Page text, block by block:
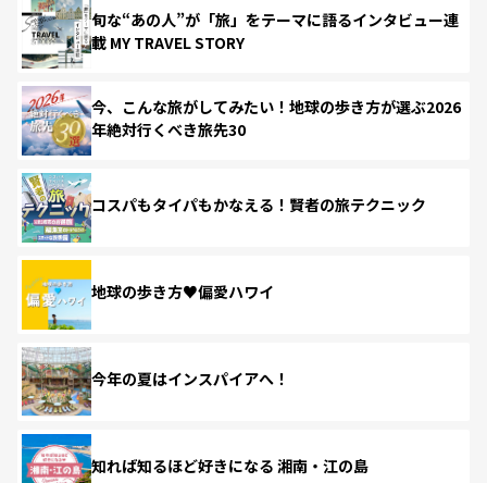
旬な“あの人”が「旅」をテーマに語るインタビュー連
載 MY TRAVEL STORY
今、こんな旅がしてみたい！地球の歩き方が選ぶ2026
年絶対行くべき旅先30
コスパもタイパもかなえる！賢者の旅テクニック
地球の歩き方♥偏愛ハワイ
今年の夏はインスパイアへ！
知れば知るほど好きになる 湘南・江の島